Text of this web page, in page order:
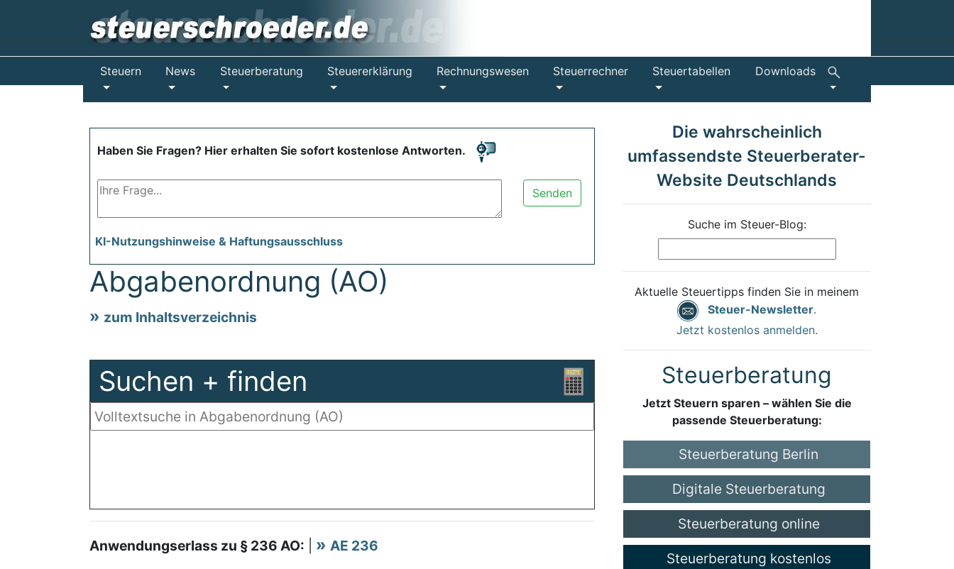
Steuern News Steuerberatung Steuererklärung Rechnungswesen Steuerrechner Steuertabellen Downloads
Haben Sie Fragen? Hier erhalten Sie sofort kostenlose Antworten.
Senden
KI-Nutzungshinweise & Haftungsausschluss
Abgabenordnung (AO)
zum Inhaltsverzeichnis
Suchen + finden
Anwendungserlass zu § 236 AO:
AE 236
Die wahrscheinlich
umfassendste Steuerberater-
Website Deutschlands
Suche im Steuer-Blog:
Aktuelle Steuertipps finden Sie in meinem
Steuer-Newsletter.
Jetzt kostenlos anmelden.
Steuerberatung
Jetzt Steuern sparen – wählen Sie die
passende Steuerberatung:
Steuerberatung Berlin
Digitale Steuerberatung
Steuerberatung online
Steuerberatung kostenlos